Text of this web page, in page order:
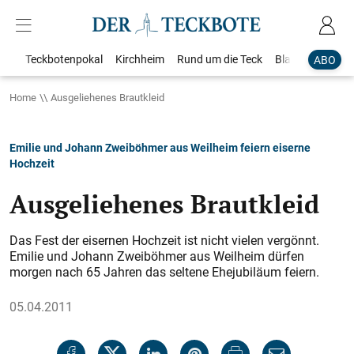
ABO
Teckbotenpokal Kirchheim Rund um die Teck Blaulicht
Home Ausgeliehenes Brautkleid
Emilie und Johann Zweiböhmer aus Weilheim feiern eiserne
Hochzeit
Ausgeliehenes Brautkleid
Das Fest der eisernen Hochzeit ist nicht vielen vergönnt.
Emilie und Johann Zweiböhmer aus Weilheim dürfen
morgen nach 65 Jahren das seltene Ehejubiläum feiern.
05.04.2011